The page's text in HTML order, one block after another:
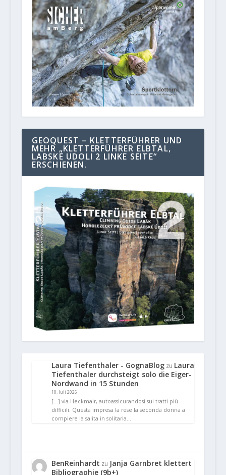
GEOQUEST – KLETTERFÜHRER UND
MEHR „KLETTERFÜHRER ELBTAL,
LABSKE UDOLI 2 LINKE SEITE“
ERSCHIENEN.
Laura Tiefenthaler - GognaBlogzu Laura
Tiefenthaler durchsteigt solo die Eiger-
Nordwand in 15 Stunden
10. Juli 2026
[…] via Heckmair, autoassicurandosi sui tratti più
difficili. Questa impresa la rese la seconda donna a
compiere la salita in solitaria…
BenReinhardt zu Janja Garnbret klettert
Bibliographie (9b+)